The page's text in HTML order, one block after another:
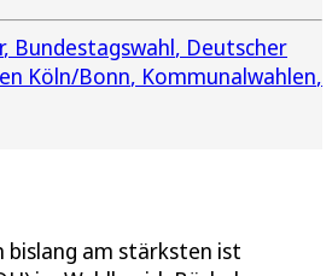
Bundestagswahl Deutscher
Köln/Bonn Kommunalwahlen
bislang am stärksten ist